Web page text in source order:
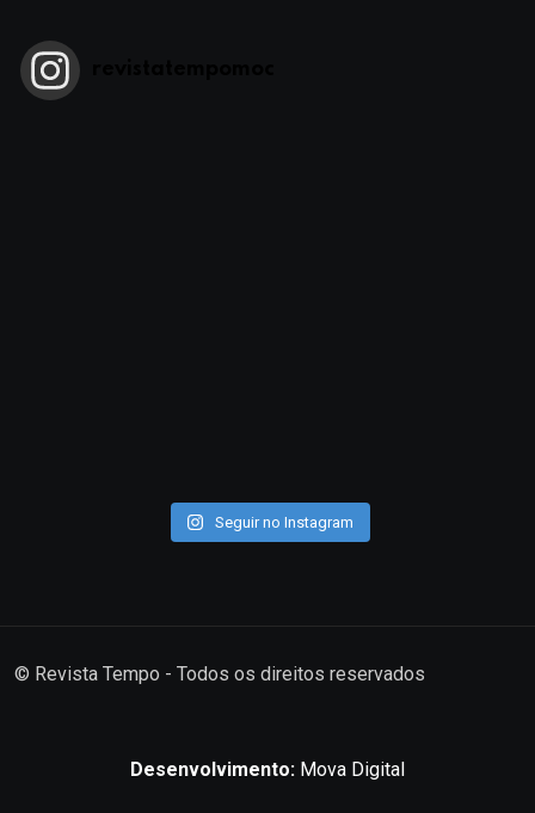
Seguir no Instagram
© Revista Tempo - Todos os direitos reservados
Desenvolvimento: Mova Digital